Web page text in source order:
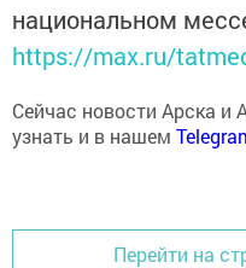
национальном
https://max.ru/
Сейчас новости Арска и
узнать и в нашем
Перейти на